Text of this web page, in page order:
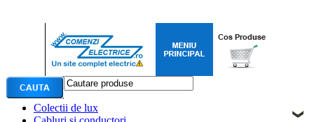
Colectii de lux